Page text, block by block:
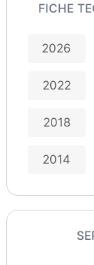
FICHE
2026
2022
2018
2014